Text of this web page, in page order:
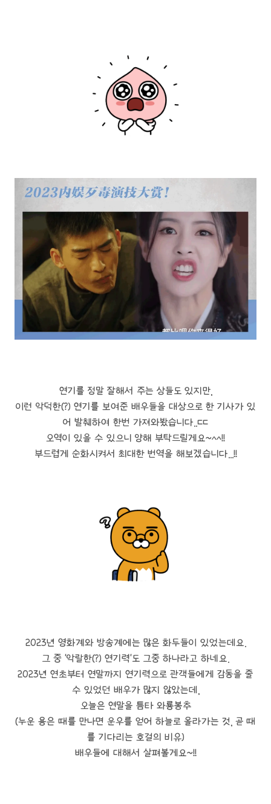
연기를 정말 잘해서 주는 상들도 있지만,
이런 악덕한(?) 연기를 보여준 배우들을 대상으로 한 기사가 있
어 발췌하여 한번 가져와봤습니다..ㄷㄷ
오역이 있을 수 있으니 양해 부탁드릴게요~^^!!
부드럽게 순화시켜서 최대한 번역을 해보겠습니다...!!
2023년 영화계와 방송계에는 많은 화두들이 있었는데요.
그 중 '악랄한(?) 연기력'도 그중 하나라고 하네요.
2023년 연초부터 연말까지 연기력으로 관객들에게 감동을 줄
수 있었던 배우가 많지 않았는데,
오늘은 연말을 틈타 와룡봉추
(누운 용은 때를 만나면 운우를 얻어 하늘로 올라가는 것, 곧 때
를 기다리는 호걸의 비유)
배우들에 대해서 살펴볼게요~!!